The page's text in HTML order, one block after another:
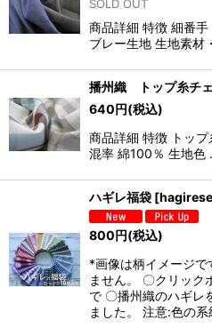
SOLD OUT
商品詳細 特徴 細番
ブレー生地 生地素
播州織 トップ糸チ
640円(税込)
商品詳細 特徴 トップ
混率 綿100％ 生地色
ハギレ福袋 [
800円(税込)
*画像は柄イメージで
ません。 〇クリック
で 〇播州織のハギレ
ました。 注意:色の